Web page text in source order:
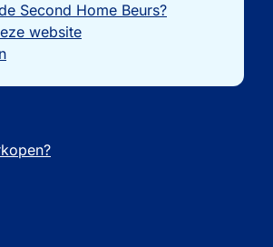
Second Home Beurs?
website